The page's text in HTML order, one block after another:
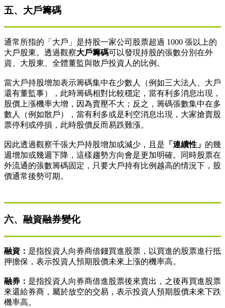
五、大戶籌碼
通常所指的「大戶」是持股一家公司股票超過 1000 張以上的
大戶股東。透過觀察大戶籌碼可以發現持股的張數分別在外
資、大股東、全體董監與散戶投資人的比例。
當大戶持股增加表示籌碼集中在少數人（例如三大法人、大戶
還有董監事），此時籌碼相對比較穩定，當有利多消息出現，
股價上漲機率大增，因為賣壓不大；反之，籌碼張數集中在多
數人（例如散戶），當有利多或是利空消息出現，大家搶賣股
票停利或停損，此時股價反而易跌難漲。
因此透過觀察千張大戶持股增加或減少，且是 「連續性」 的幾
週增加或幾週下降，這樣趨勢方向會是更加明確。同時股票在
外流通的張數籌碼固定，只要大戶持有比例越高的情況下，股
價通常後勢可期。
六、融資融券變化
融資： 是指投資人向券商借錢買進股票，以買進的股票進行抵
押擔保，表示投資人預期股價未來上漲的機率高。
融券： 是指投資人向券商借進股票後來賣出，之後再買進股票
來還給券商，屬於放空的交易，表示投資人預期股價未來下跌
機率高。